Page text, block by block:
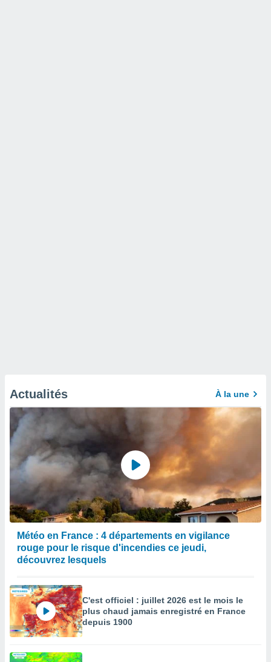
Actualités À la une
Météo en France : 4 départements en vigilance
rouge pour le risque d'incendies ce jeudi,
découvrez lesquels
C'est officiel : juillet 2026 est le mois le
plus chaud jamais enregistré en France
depuis 1900